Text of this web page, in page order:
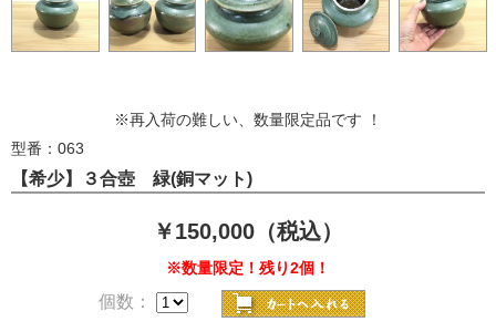
※再入荷の難しい、数量限定品です ！
型番：063
【希少】３合壺 緑(銅マット)
￥150,000（税込）
※数量限定！残り2個！
個数：